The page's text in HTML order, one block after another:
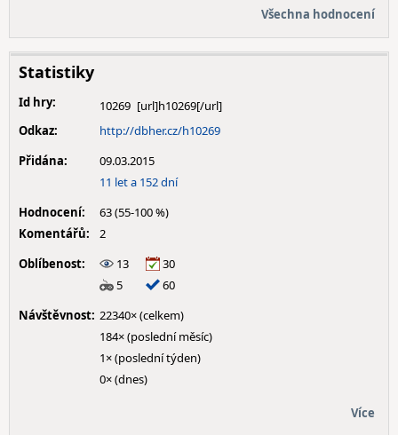
Všechna hodnocení
Statistiky
Id hry:
10269
Odkaz:
http://dbher.cz/h10269
Přidána:
09.03.2015
11 let a 152 dní
Hodnocení:
63 (55-100 %)
Komentářů:
2
Oblíbenost:
13
30
5
60
Návštěvnost: 22340× (celkem)
184× (poslední měsíc)
1× (poslední týden)
0× (dnes)
Více